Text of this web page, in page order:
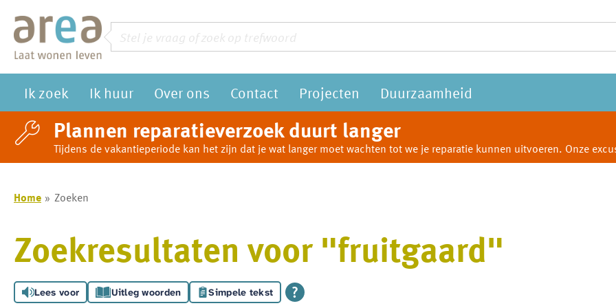
Naar de homepage Zoeken
Vraag of trefwoord
Ik zoek Ik huur Over ons Contact Projecten Duurzaamheid
Plannen reparatieverzoek duurt langer
Tijdens de vakantieperiode kan het zijn dat je wat langer moet wachten tot we je reparatie kunnen uitvoeren. Onze
Home Zoeken
Zoekresultaten voor "fruitgaard"
Lees voor Uitleg woorden Simpele tekst